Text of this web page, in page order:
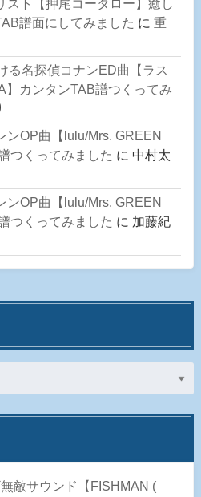
スト【押尾コータロー】癒し
譜面にしてみました に 重
る名探偵コナンED曲【ラス
】カンタンTAB譜つくってみ
ンOP曲【lulu/Mrs. GREEN
つくってみました に 中村太
ンOP曲【lulu/Mrs. GREEN
つくってみました に 加藤紀
敵サウンド【FISHMAN (